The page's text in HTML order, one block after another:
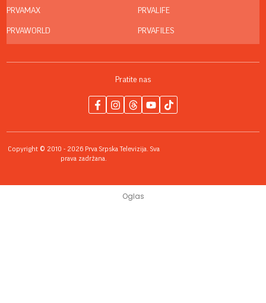
PRVAMAX
PRVAWORLD
PRVALIFE
PRVAFILES
Pratite nas
Copyright © 2010 - 2026 Prva Srpska Televizija. Sva
prava zadržana.